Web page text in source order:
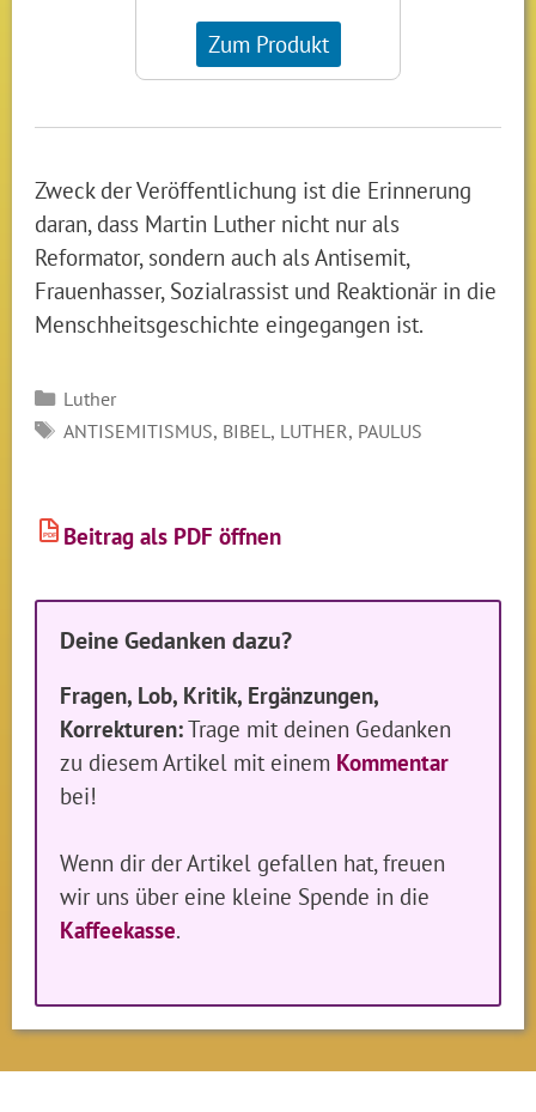
Zum Produkt
Zweck der Veröffentlichung ist die Erinnerung
daran, dass Martin Luther nicht nur als
Reformator, sondern auch als Antisemit,
Frauenhasser, Sozialrassist und Reaktionär in die
Menschheitsgeschichte eingegangen ist.
Kategorien
Luther
SCHLAGWÖRTER
ANTISEMITISMUS, BIBEL , LUTHER, PAULUS
PDF Beitrag als PDF öffnen
Deine Gedanken dazu?
Fragen, Lob, Kritik, Ergänzungen,
Korrekturen:Trage mit deinen Gedanken
zu diesem Artikel mit einem Kommentar
bei!
Wenn dir der Artikel gefallen hat, freuen
wir uns über eine kleine Spende in die
Kaffeekasse.